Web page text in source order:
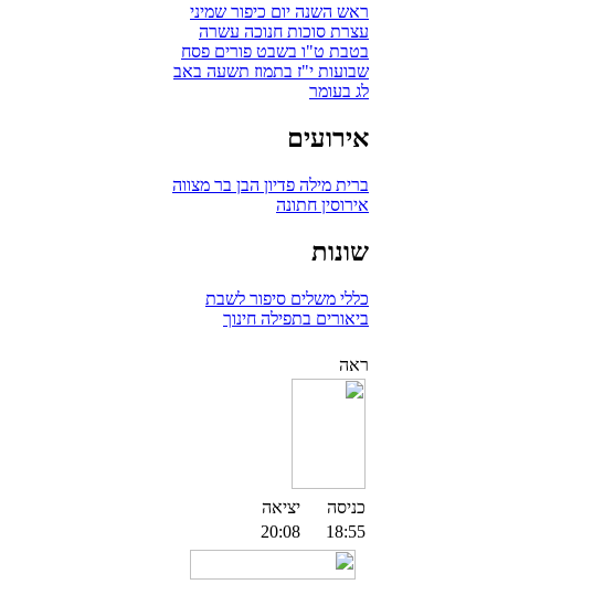
ראש השנה יום כיפור שמיני
עצרת סוכות חנוכה עשרה
בטבת ט"ו בשבט פורים פסח
שבועות י"ז בתמוז תשעה באב
לג בעומר
אירועים
ברית מילה פדיון הבן בר מצווה
אירוסין חתונה
שונות
כללי משלים סיפור לשבת
ביאורים בתפילה חינוך
ראה
כניסה
יציאה
18:55
20:08